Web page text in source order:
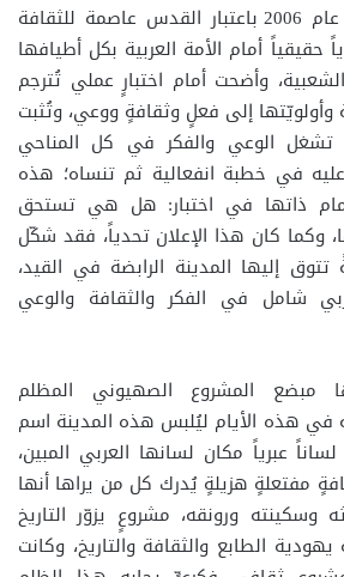
شكّل إعلان مسقط عام 2006 باعتبار القدس عاصمة للثقافة
لعام 2009 تحدياً حقيقياً أمام الأمة العربية بكل أطيافها
وأضحت أمام اختبارٍ عملي تُترجم
وأولويّتها إلى فعلٍ وثقافةٍ ووعي، وتُثبت
الوعي والفكر في كل المناحي
في خطبة انفعالية ثم تنساه؛ هذه
ذاتها في اختبار: هل هي تستحق
وكما كان هذا الإعلان تحدياً، فقد شكّل
إليها المدينة الرابضة في القيد،
شامل في الفكر والثقافة والوعي
مبضع المشروع الصهيوني المظلم
هذه الأيام ليُلبس هذه المدينة اسم
عبرياً مكان لسانها العربي المبين،
مفتعلةٍ هزيلةٍ يُدرك كل من يراها أنها
وسكينته ورونقه، مشروعٍ يزوّر التاريخ
الطابع والثقافة والتاريخ، وكانت